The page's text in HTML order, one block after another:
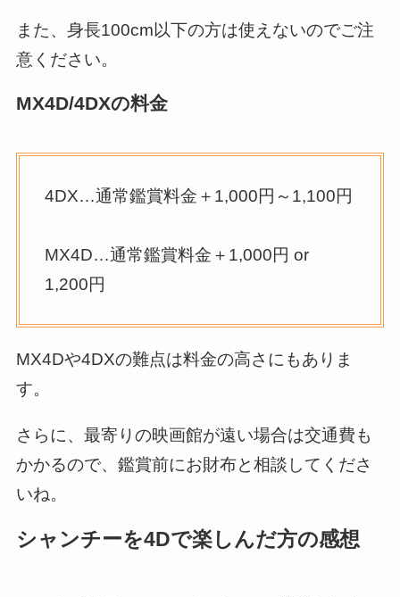
また、身長100cm以下の方は使えないのでご注
意ください。
MX4D/4DXの料金
4DX…通常鑑賞料金＋1,000円～1,100円
MX4D…通常鑑賞料金＋1,000円 or
1,200円
MX4Dや4DXの難点は料金の高さにもありま
す。
さらに、最寄りの映画館が遠い場合は交通費も
かかるので、鑑賞前にお財布と相談してくださ
いね。
シャンチーを4Dで楽しんだ方の感想